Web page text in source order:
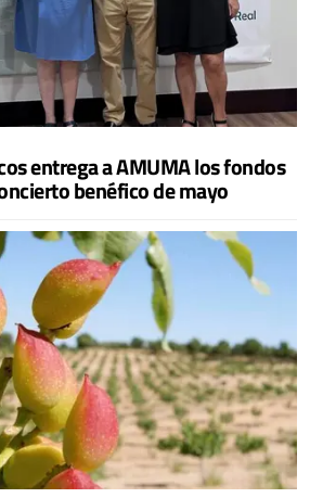
entrega a AMUMA los fondos
benéfico de mayo